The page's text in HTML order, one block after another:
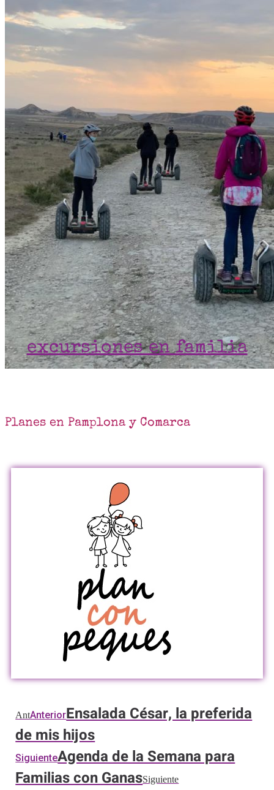
excursiones en familia
Planes en Pamplona y Comarca
AntAnteriorEnsalada César, la preferida
de mis hijos
SiguienteAgenda de la Semana para
Familias con GanasSiguiente